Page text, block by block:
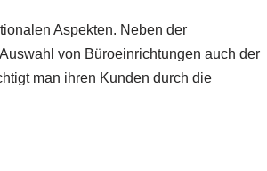
Aspekten. Neben der
von Büroeinrichtungen auch der
man ihren Kunden durch die